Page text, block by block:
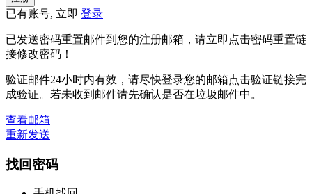
已有账号, 立即 登录
已发送密码重置邮件到您的注册邮箱，请立即点击密码重置链
接修改密码！
验证邮件24小时内有效，请尽快登录您的邮箱点击验证链接完
成验证。若未收到邮件请先确认是否在垃圾邮件中。
查看邮箱
重新发送
找回密码